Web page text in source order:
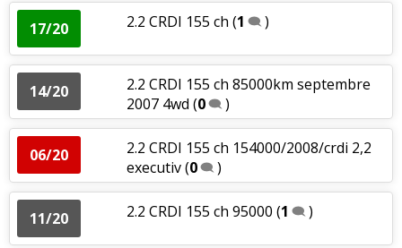
17/20 2.2 CRDI 155 ch (1 )
14/20
2.2 CRDI 155 ch 85000km septembre
2007 4wd (0 )
06/20
2.2 CRDI 155 ch 154000/2008/crdi 2,2
executiv(0 )
11/20 2.2 CRDI 155 ch 95000 (1 )